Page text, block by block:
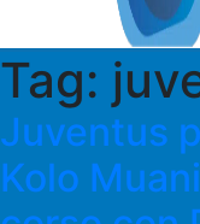
Tag:
Juventus
Kolo